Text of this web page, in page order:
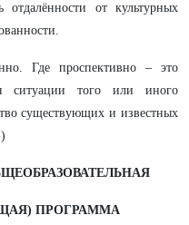
от культурных
Где проспективно – это
ситуации того или иного
существующих и известных
ПРОГРАММА